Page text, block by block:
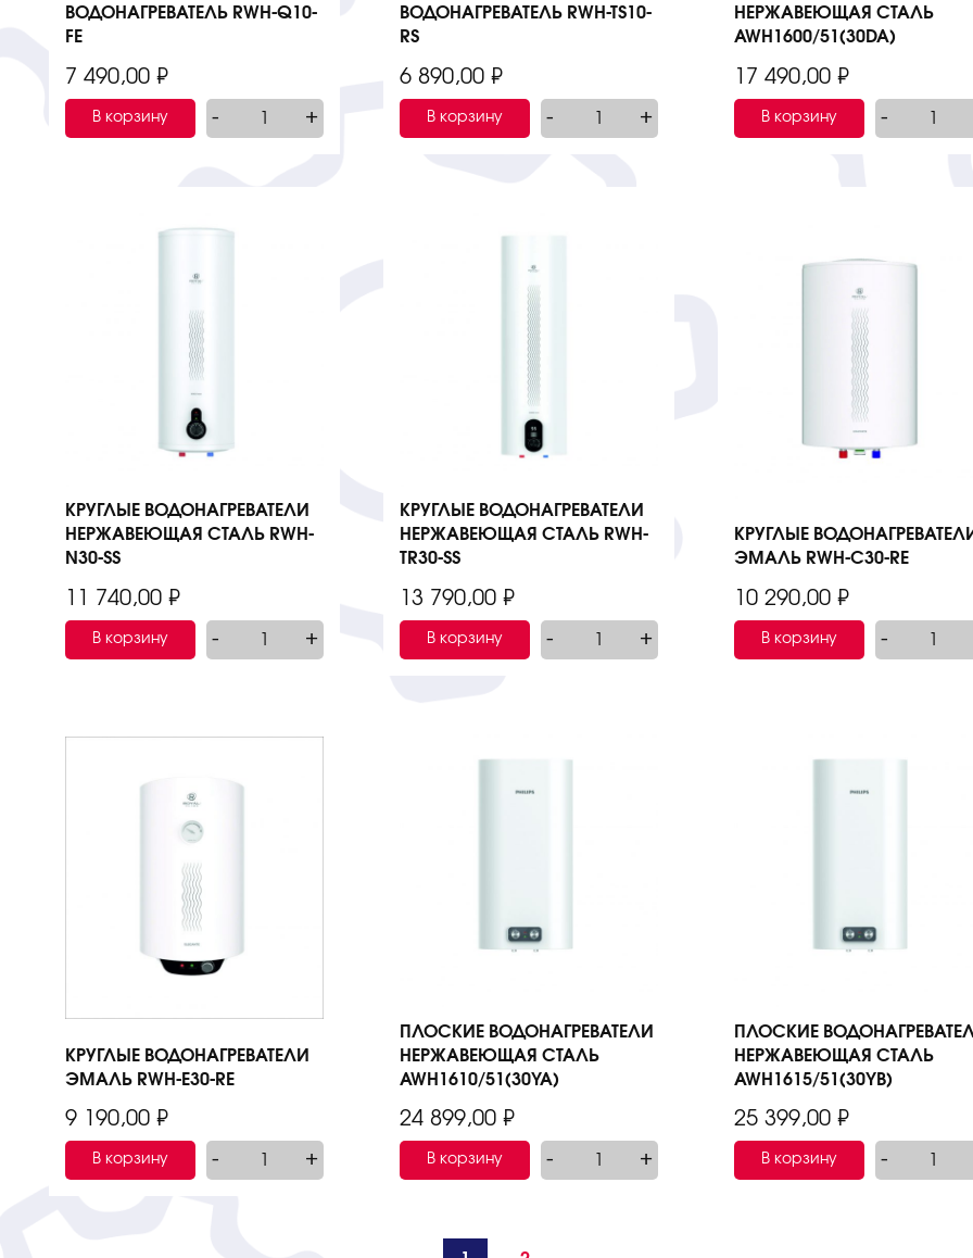
ВОДОНАГРЕВАТЕЛЬ RWH-Q10-
FE
7 490,00 ₽
В корзину +
-
ВОДОНАГРЕВАТЕЛЬ RWH-TS10-
RS
6 890,00 ₽
В корзину +
-
НЕРЖАВЕЮЩАЯ СТАЛЬ
AWH1600/51(30DA)
17 490,00 ₽
В корзину -
КРУГЛЫЕ ВОДОНАГРЕВАТЕЛИ
НЕРЖАВЕЮЩАЯ СТАЛЬ RWH-
N30-SS
11 740,00 ₽
В корзину +
-
КРУГЛЫЕ ВОДОНАГРЕВАТЕЛИ
НЕРЖАВЕЮЩАЯ СТАЛЬ RWH-
TR30-SS
13 790,00 ₽
В корзину +
-
КРУГЛЫЕ
ЭМАЛЬ RWH-C30-RE
10 290,00 ₽
В корзину -
КРУГЛЫЕ ВОДОНАГРЕВАТЕЛИ
ЭМАЛЬ RWH-E30-RE
9 190,00 ₽
В корзину +
-
ПЛОСКИЕ ВОДОНАГРЕВАТЕЛИ
НЕРЖАВЕЮЩАЯ СТАЛЬ
AWH1610/51(30YA)
24 899,00 ₽
В корзину +
-
ПЛОСКИЕ
НЕРЖАВЕЮЩАЯ СТАЛЬ
AWH1615/51(30YB)
25 399,00 ₽
В корзину -